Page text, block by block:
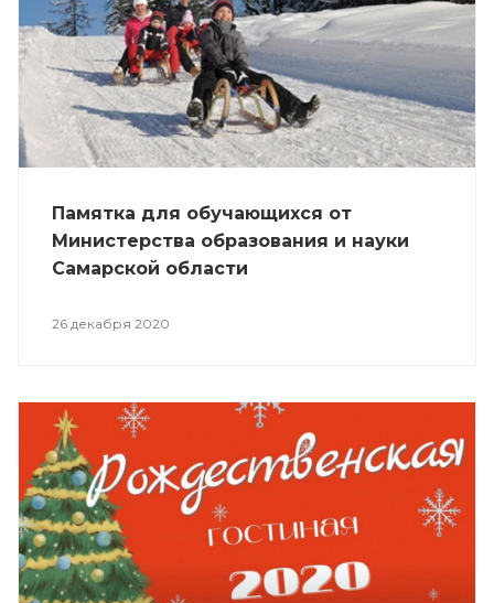
Памятка для обучающихся от
Министерства образования и науки
Самарской области
26 декабря 2020